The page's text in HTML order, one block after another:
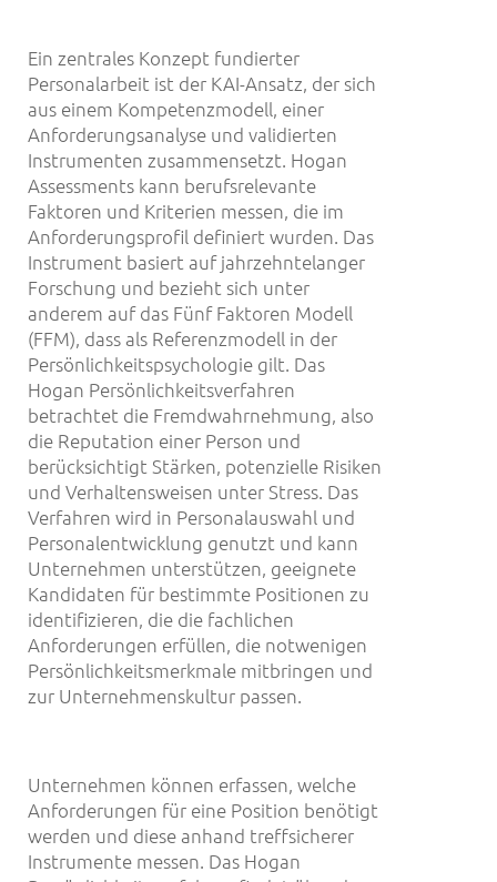
Ein zentrales Konzept fundierter
Personalarbeit ist der KAI-Ansatz, der sich
aus einem Kompetenzmodell, einer
Anforderungsanalyse und validierten
Instrumenten zusammensetzt. Hogan
Assessments kann berufsrelevante
Faktoren und Kriterien messen, die im
Anforderungsprofil definiert wurden. Das
Instrument basiert auf jahrzehntelanger
Forschung und bezieht sich unter
anderem auf das Fünf Faktoren Modell
(FFM), dass als Referenzmodell in der
Persönlichkeitspsychologie gilt. Das
Hogan Persönlichkeitsverfahren
betrachtet die Fremdwahrnehmung, also
die Reputation einer Person und
berücksichtigt Stärken, potenzielle Risiken
und Verhaltensweisen unter Stress. Das
Verfahren wird in Personalauswahl und
Personalentwicklung genutzt und kann
Unternehmen unterstützen, geeignete
Kandidaten für bestimmte Positionen zu
identifizieren, die die fachlichen
Anforderungen erfüllen, die notwenigen
Persönlichkeitsmerkmale mitbringen und
zur Unternehmenskultur passen.
Unternehmen können erfassen, welche
Anforderungen für eine Position benötigt
werden und diese anhand treffsicherer
Instrumente messen. Das Hogan